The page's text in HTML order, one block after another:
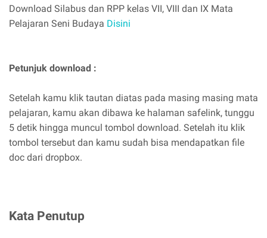
Download Silabus dan RPP kelas VII, VIII dan IX Mata
Pelajaran Seni Budaya Disini
Petunjuk download :
Setelah kamu klik tautan diatas pada masing masing mata
pelajaran, kamu akan dibawa ke halaman safelink, tunggu
5 detik hingga muncul tombol download. Setelah itu klik
tombol tersebut dan kamu sudah bisa mendapatkan file
doc dari dropbox.
Kata Penutup